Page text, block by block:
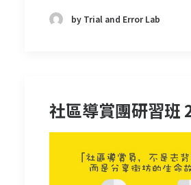
by Trial and Error Lab
社區導賞團研習班